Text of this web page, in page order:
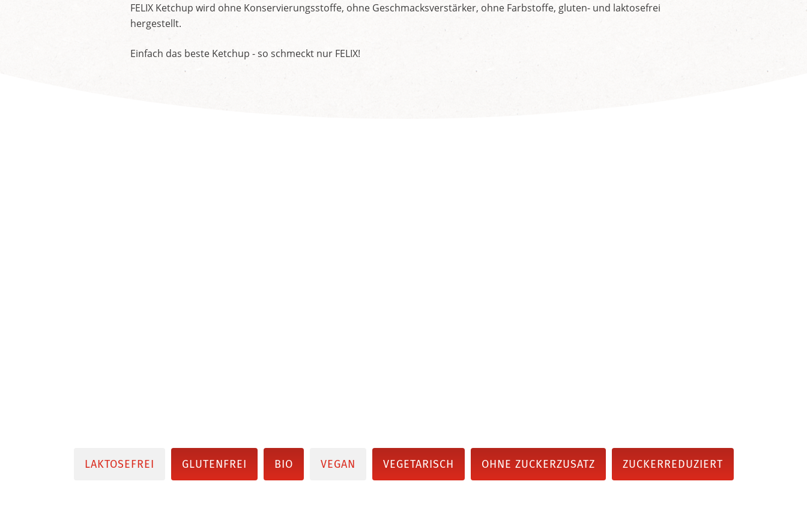
FELIX Ketchup wird ohne Konservierungsstoffe, ohne Geschmacksverstärker, ohne Farbstoffe, gluten- und laktosefrei
hergestellt.
Einfach das beste Ketchup - so schmeckt nur FELIX!
LAKTOSEFREI GLUTENFREI BIO VEGAN VEGETARISCH OHNE ZUCKERZUSATZ ZUCKERREDUZIERT